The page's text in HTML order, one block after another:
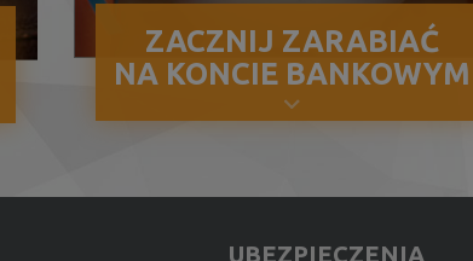
ZACZNIJ ZARABIAĆ
NA KONCIE BANKOWYM
UBEZPIECZENIA